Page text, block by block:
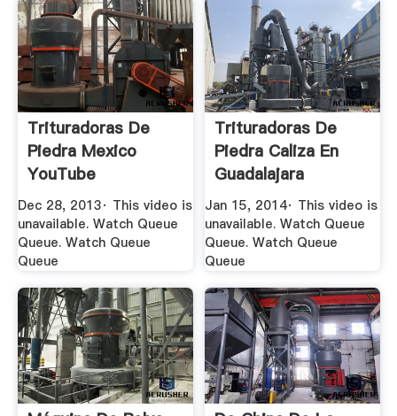
Trituradoras De
Piedra Mexico
YouTube
Dec 28, 2013· This video is
unavailable. Watch Queue
Queue. Watch Queue
Queue
Trituradoras De
Piedra Caliza En
Guadalajara
YouTube
Jan 15, 2014· This video is
unavailable. Watch Queue
Queue. Watch Queue
Queue